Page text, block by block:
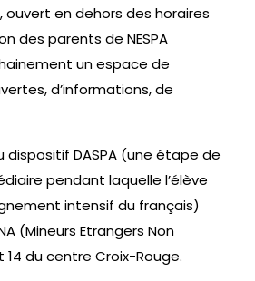
en dehors des horaires
des parents de NESPA
un espace de
d’informations, de
dispositif DASPA (une étape de
pendant laquelle l’élève
intensif du français)
(Mineurs Etrangers Non
du centre Croix-Rouge.